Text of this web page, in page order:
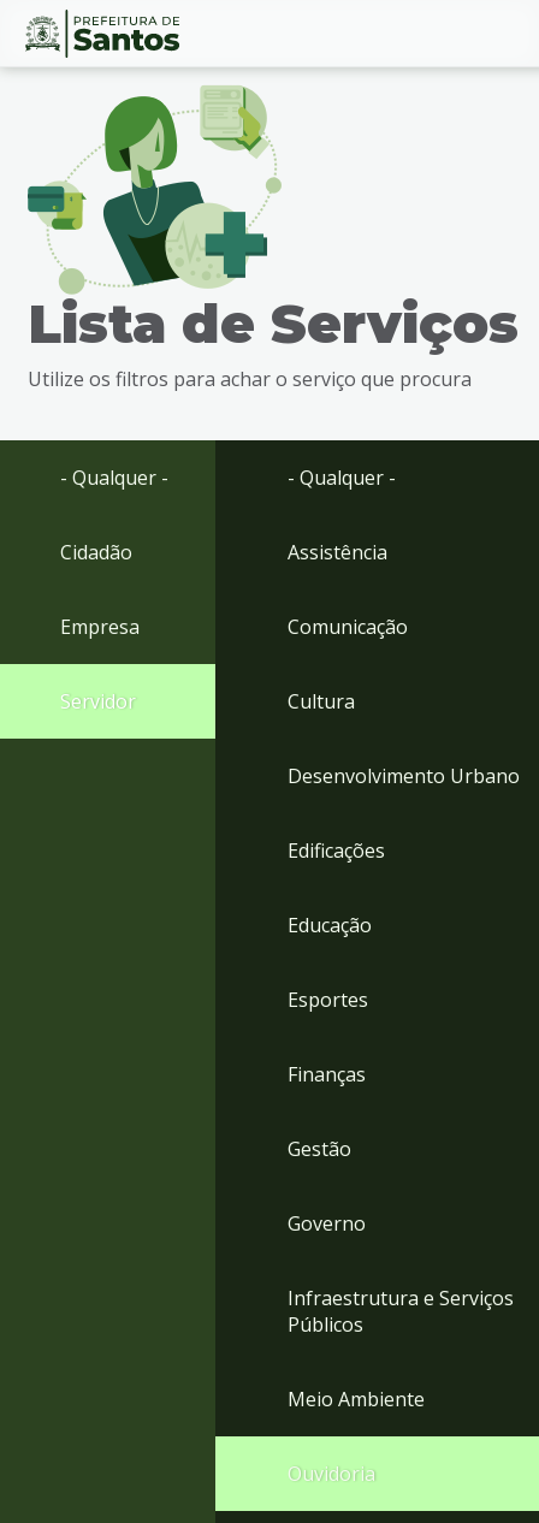
Ir
busca
Ir
Conteúdo
Lista de Serviços
Utilize os filtros para achar o serviço que procura
- Qualquer -
Cidadão
Empresa
Servidor
- Qualquer -
Assistência
Comunicação
Cultura
Desenvolvimento Urbano
Edificações
Educação
Esportes
Finanças
Gestão
Governo
Infraestrutura e Serviços
Públicos
Meio Ambiente
Ouvidoria